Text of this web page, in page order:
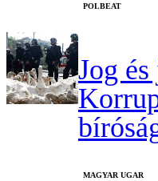
‎POLBEAT
Jog
MAGYAR UGAR